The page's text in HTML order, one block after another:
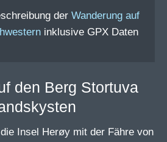
der Wanderung auf
inklusive GPX Daten
den Berg Stortuva
Insel Herøy mit der Fähre von